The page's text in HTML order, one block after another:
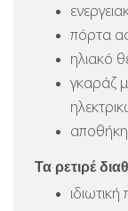
πόρτα
ηλιακό
γκαράζ
αποθήκη
Τα ρετιρέ